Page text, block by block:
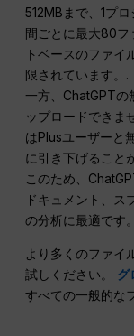
512MBまで、1プ
間ごとに最大80フ
トベースのファイ
限されています。.
一方、ChatGPTの
ップロードできま
はPlusユーザーと
に引き下げること
このため、
ドキュメント、ス
の分析に最適です
より多くのファイ
試しください。 グ
すべての一般的な